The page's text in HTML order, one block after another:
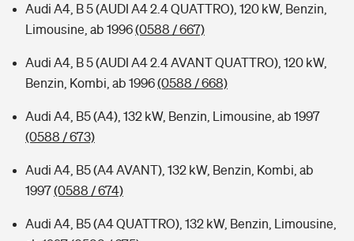
Audi A4, B 5 (AUDI A4 2.4 QUATTRO), 120 kW, Benzin,
Limousine, ab 1996(0588 / 667)
Audi A4, B 5 (AUDI A4 2.4 AVANT QUATTRO), 120 kW,
Benzin, Kombi, ab 1996(0588 / 668)
Audi A4, B5 (A4), 132 kW, Benzin, Limousine, ab 1997
(0588 / 673)
Audi A4, B5 (A4 AVANT), 132 kW, Benzin, Kombi, ab
1997(0588 / 674)
Audi A4, B5 (A4 QUATTRO), 132 kW, Benzin, Limousine,